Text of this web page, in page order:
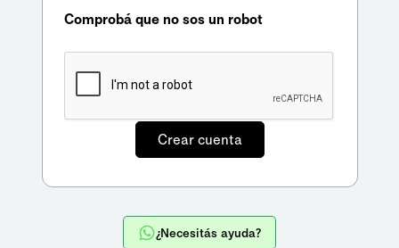
Comprobá que no sos un robot
¿Necesitás ayuda?